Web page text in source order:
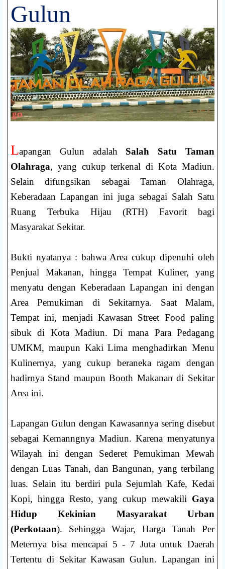
Gulun
Lapangan Gulun adalah Salah Satu Taman
Olahraga, yang cukup terkenal di Kota Madiun.
Selain difungsikan sebagai Taman Olahraga,
Keberadaan Lapangan ini juga sebagai Salah Satu
Ruang Terbuka Hijau (RTH) Favorit bagi
Masyarakat Sekitar.
Bukti nyatanya : bahwa Area cukup dipenuhi oleh
Penjual Makanan, hingga Tempat Kuliner, yang
menyatu dengan Keberadaan Lapangan ini dengan
Area Pemukiman di Sekitarnya. Saat Malam,
Tempat ini, menjadi Kawasan Street Food paling
sibuk di Kota Madiun. Di mana Para Pedagang
UMKM, maupun Kaki Lima menghadirkan Menu
Kulinernya, yang cukup beraneka ragam dengan
hadirnya Stand maupun Booth Makanan di Sekitar
Area ini.
Lapangan Gulun dengan Kawasannya sering disebut
sebagai Kemanngnya Madiun. Karena menyatunya
Wilayah ini dengan Sederet Pemukiman Mewah
dengan Luas Tanah, dan Bangunan, yang terbilang
luas. Selain itu berdiri pula Sejumlah Kafe, Kedai
Kopi, hingga Resto, yang cukup mewakili Gaya
Hidup Kekinian Masyarakat Urban
(Perkotaan). Sehingga Wajar, Harga Tanah Per
Meternya bisa mencapai 5 - 7 Juta untuk Daerah
Tertentu di Sekitar Kawasan Gulun. Lapangan ini